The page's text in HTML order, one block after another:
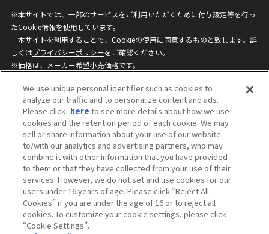
※本サイトでは、一部のサービスをご利用いただくために付与設定等を行っ
たCookie情報を使用しています。
本サイトを利用することで、Cookieの使用に同意するものと致します。詳
しくはプライバシーポリシーをご確認ください。
※価格は、メーカー希望小売価格です。
ざいますのでご了承ください。
privacypolicy
Do Not Sell or Share My
Personal Information
ウェブサイトご利用条件
ソーシャルメディアポリシー
個人情報保護方針
お問い合わせ
©BANDAI
We use unique personal identifier such as cookies to
analyze our traffic and to personalize content and ads.
Please click here to see more details about how we use
cookies and the retention period of each cookie. We may
sell or share information about your use of our website
to/with our analytics and advertising partners, who may
combine it with other information that you have provided
to them or that they have collected from your use of their
services. However, we do not set and use cookies for our
users under 16 years of age. Please click “Reject All
Cookies” if you are under the age of 16 or to reject all
cookies. To customize your cookie settings, please click
“Cookie Settings”.